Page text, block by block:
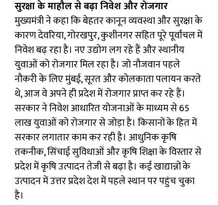
सुरक्षा के माहौल से बढ़ा निवेश और रोजगार
मुख्यमंत्री ने कहा कि बेहतर कानून व्यवस्था और सुरक्षा के
कारण देवरिया, गोरखपुर, कुशीनगर सहित पूरे पूर्वांचल में
निवेश बढ़ रहा है। नए उद्योग लग रहे हैं और स्थानीय
युवाओं को रोजगार मिल रहा है। जो नौजवान पहले
नौकरी के लिए मुंबई, सूरत और कोलकाता पलायन करते
थे, आज वे अपने ही प्रदेश में रोजगार प्राप्त कर रहे हैं।
सरकार ने निवेश आधारित योजनाओं के माध्यम से 65
लाख युवाओं को रोजगार से जोड़ा है। किसानों के हित में
सरकार लगातार काम कर रही है। आधुनिक कृषि
तकनीक, सिंचाई सुविधाओं और कृषि शिक्षा के विस्तार से
प्रदेश में कृषि उत्पादन तेजी से बढ़ा है। कई खाद्यान्नों के
उत्पादन में उत्तर प्रदेश देश में पहले स्थान पर पहुंच चुका
है।